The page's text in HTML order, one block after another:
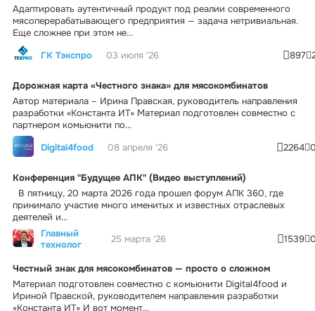
Адаптировать аутентичный продукт под реалии современного
мясоперерабатывающего предприятия — задача нетривиальная.
Еще сложнее при этом не...
ГК Тэкспро
03 июля '26 897
Дорожная карта «Честного знака» для мясокомбинатов
Автор материала – Ирина Правская, руководитель направления
разработки «Константа ИТ» Материал подготовлен совместно с
партнером комьюнити по...
Digital4food
08 апреля '26 2264
Конференция "Будущее АПК" (Видео выступлений)
В пятницу, 20 марта 2026 года прошел форум АПК 360, где
принимало участие много именитых и известных отраслевых
деятелей и...
Главный
технолог
25 марта '26 1539
Честный знак для мясокомбинатов — просто о сложном
Материал подготовлен совместно с комьюнити Digital4food и
Ириной Правской, руководителем направления разработки
«Константа ИТ» И вот момент...